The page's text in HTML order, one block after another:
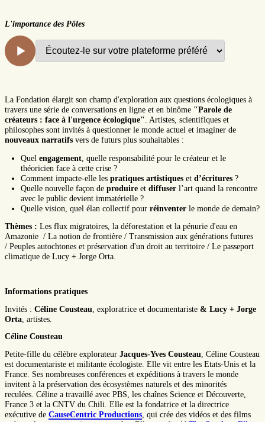
L'importance des Pôles
La Fondation élargit son champ d'exploration aux questions écologiques à
travers une série de conversations en ligne et en binôme "Parole de
créateurs : face à l'urgence écologique" . Artistes, scientifiques et
philosophes sont invités à questionner le monde actuel et imaginer de
nouveaux narratifs vers de futurs plus souhaitables :
Quelengagement , quelle responsabilité pour le créateur et le
théoricien face à cette crise ?
Comment impacte-elle lespratiques artistiques etd’écritures ?
Quelle nouvelle façon deproduire etdiffuser l’art quand la rencontre
avec le public devient immatérielle ?
Quelle vision, quel élan collectif pourréinventer le monde de demain?
Thèmes : Les flux migratoires, la déforestation et la pénurie d'eau en
Amazonie / La notion de frontière / Transmission aux générations futures
/ Peuples autochtones et préservation d'un droit au territoire / Le passeport
climatique de Lucy + Jorge Orta.
Informations pratiques
Invités : Céline Cousteau, exploratrice et documentariste & Lucy + Jorge
Orta, artistes.
Céline Cousteau
Petite-fille du célèbre explorateur Jacques-Yves Cousteau, Céline Cousteau
est documentariste et militante écologiste. Elle vit entre les Etats-Unis et la
France. Ses nombreuses conférences et expéditions à travers le monde
invitent à la préservation des écosystèmes naturels et des minorités
reculées. Céline a travaillé avec PBS, les chaînes Science et Découverte,
France 3 et la CNTV du Chili. Elle est la fondatrice et la directrice
exécutive de CauseCentric Productions, qui crée des vidéos et des films